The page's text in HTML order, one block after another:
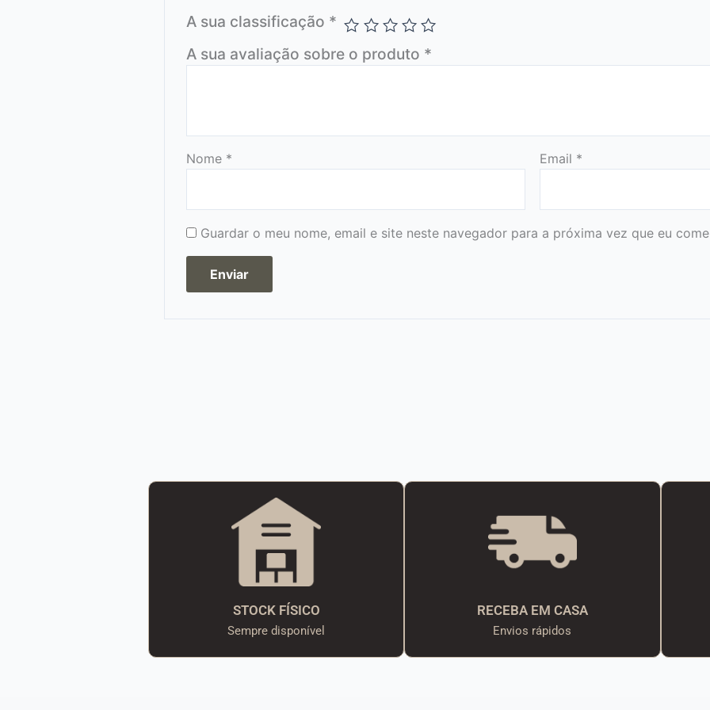
A sua classificação *
A sua avaliação sobre o produto *
Nome * Email *
Guardar o meu nome, email e site neste navegador para a próxima vez que eu
STOCK FÍSICO
Sempre disponível
RECEBA EM CASA
Envios rápidos